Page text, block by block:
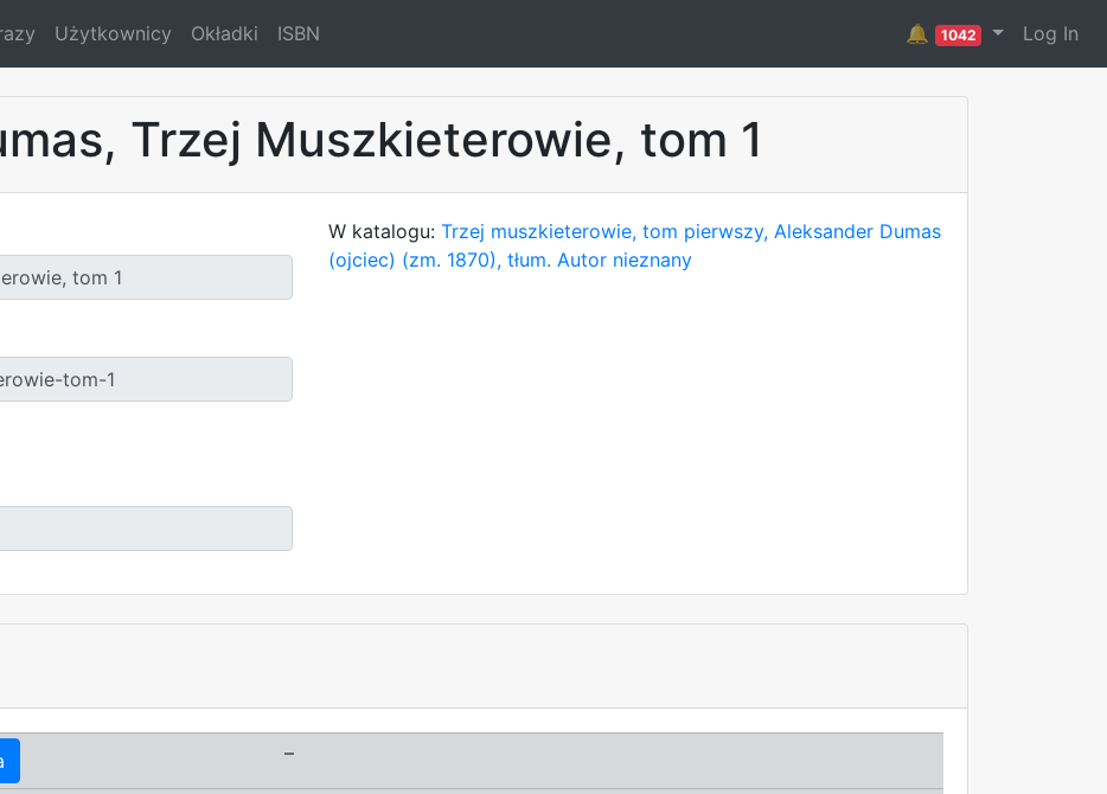
Użytkownicy Okładki ISBN 🔔 1042 Log In
Trzej Muszkieterowie, tom 1
W katalogu: Trzej muszkieterowie, tom pierwszy, Aleksander Dumas
(ojciec) (zm. 1870), tłum. Autor nieznany
–